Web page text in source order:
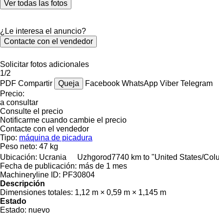
Ver todas las fotos
¿Le interesa el anuncio?
Contacte con el vendedor
Solicitar fotos adicionales
1/2
PDF Compartir Queja Facebook WhatsApp Viber Telegram
Precio:
a consultar
Consulte el precio
Notificarme cuando cambie el precio
Contacte con el vendedor
Tipo: máquina de picadura
Peso neto: 47 kg
Ubicación: Ucrania Uzhgorod7740 km to "United States/
Fecha de publicación: más de 1 mes
Machineryline ID: PF30804
Descripción
Dimensiones totales: 1,12 m × 0,59 m × 1,145 m
Estado
Estado: nuevo